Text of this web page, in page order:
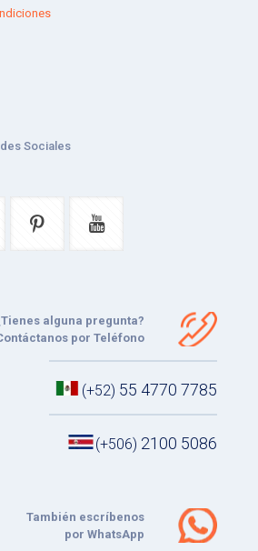
Sociales
alguna pregunta?
por Teléfono
(+52) 55 4770 7785
(+506) 2100 5086
También escríbenos
por WhatsApp